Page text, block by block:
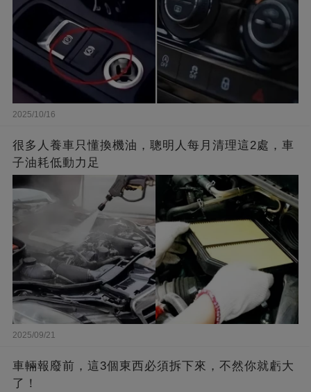
2025/10/16
很多人養車只懂換機油，聰明人每月清理這2處，車
子油耗低動力足
2025/09/21
車輛報廢前，這3個東西必須拆下來，不然你就虧大
了！